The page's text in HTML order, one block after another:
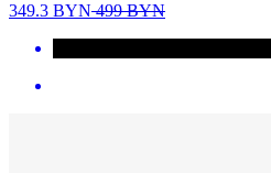
349.3 BYN499BYN